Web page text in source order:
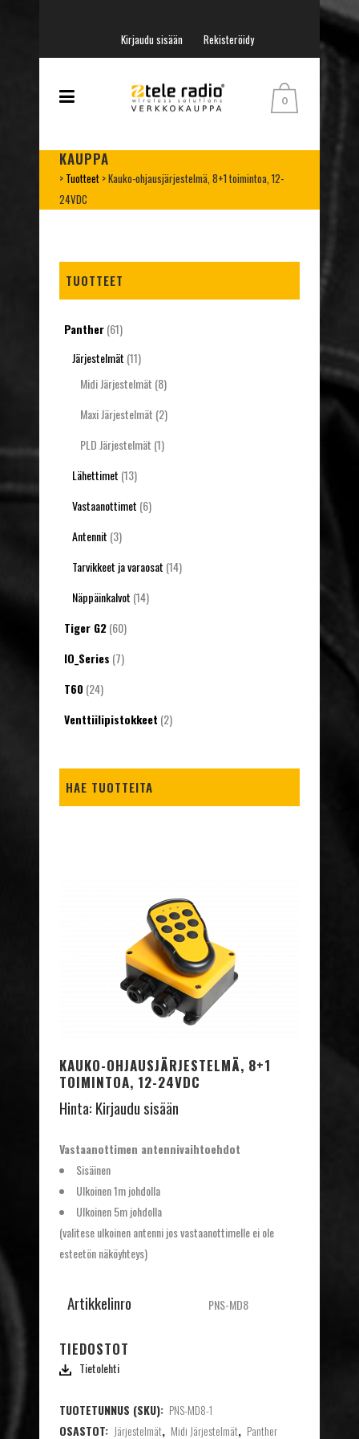
Kirjaudu sisään Rekisteröidy
0
KAUPPA
> Tuotteet >Kauko-ohjausjärjestelmä, 8+1 toimintoa, 12-
24VDC
TUOTTEET
Panther(61)
Järjestelmät (11)
Midi Järjestelmät (8)
Maxi Järjestelmät (2)
PLD Järjestelmät (1)
Lähettimet (13)
Vastaanottimet (6)
Antennit (3)
Tarvikkeet ja varaosat (14)
Näppäinkalvot (14)
Tiger G2(60)
IO_Series (7)
T60 (24)
Venttiilipistokkeet (2)
HAE TUOTTEITA
KAUKO-OHJAUSJÄRJESTELMÄ, 8+1
TOIMINTOA, 12-24VDC
Hinta: Kirjaudu sisään
Vastaanottimen antennivaihtoehdot
Sisäinen
Ulkoinen 1m johdolla
Ulkoinen 5m johdolla
(valitese ulkoinen antenni jos vastaanottimelle ei ole
esteetön näköyhteys)
Artikkelinro PNS-MD8
TIEDOSTOT
Tietolehti
TUOTETUNNUS (SKU): PNS-MD8-1
OSASTOT: Järjestelmät, Midi Järjestelmät, Panther